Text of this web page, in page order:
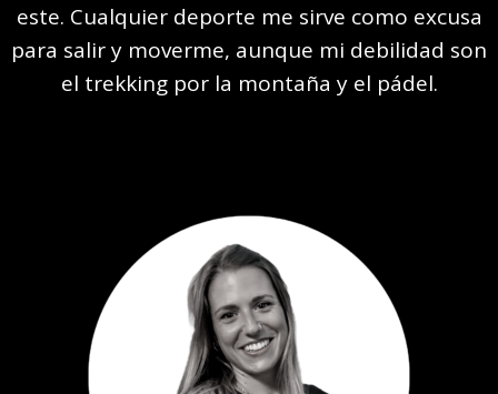
este. Cualquier deporte me sirve como excusa
para salir y moverme, aunque mi debilidad son
el trekking por la montaña y el pádel.